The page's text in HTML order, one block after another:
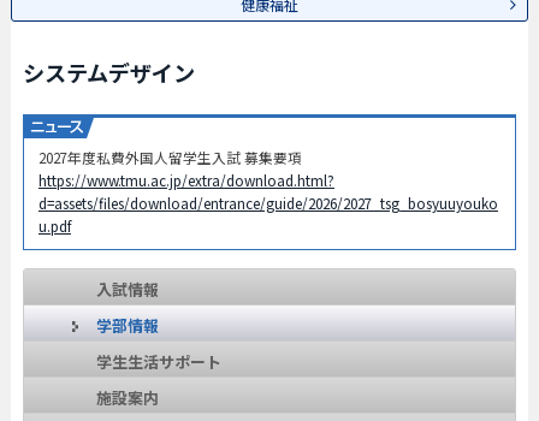
健康福祉
システムデザイン
2027年度私費外国人留学生入試 募集要項
https://www.tmu.ac.jp/extra/download.html?
d=assets/files/download/entrance/guide/2026/2027_tsg_bosyuuyouko
u.pdf
入試情報
学部情報
学生生活サポート
施設案内